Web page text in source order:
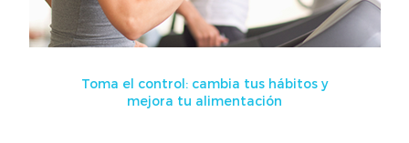
Toma el control: cambia tus hábitos y
mejora tu alimentación